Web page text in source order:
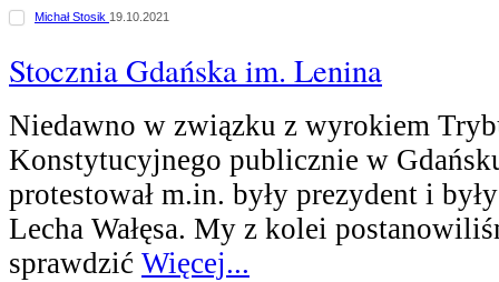
Michał Stosik 19.10.2021
Stocznia Gdańska im. Lenina
Niedawno w związku z wyrokiem
Konstytucyjnego publicznie w
protestował m.in. były prezydent i
Lecha Wałęsa. My z kolei
sprawdzić Więcej...